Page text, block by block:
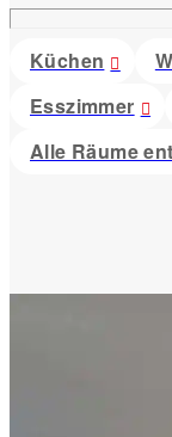
Küchen
Esszimmer
Alle Räume